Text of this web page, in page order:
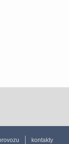
kontakty